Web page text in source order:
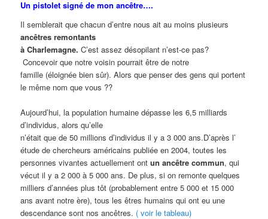
Un pistolet signé de mon ancêtre….
Il semblerait que chacun d’entre nous ait au moins plusieurs
ancêtres remontants
à Charlemagne.C’est assez désopilant n’est-ce pas?
Concevoir que notre voisin pourrait être de notre
famille (éloignée bien sûr). Alors que penser des gens qui portent
le même nom que vous ??
Aujourd’hui, la population humaine dépasse les 6,5 milliards
d’individus, alors qu’elle
n’était que de 50 millions d’individus il y a 3 000 ans.D’après l’
étude de chercheurs américains publiée en 2004, toutes les
personnes vivantes actuellement ontun ancêtre commun, qui
vécut il y a 2 000 à 5 000 ans. De plus, si on remonte quelques
milliers d’années plus tôt (probablement entre 5 000 et 15 000
ans avant notre ère), tous les êtres humains qui ont eu une
descendance sont nos ancêtres. ( voir le tableau)